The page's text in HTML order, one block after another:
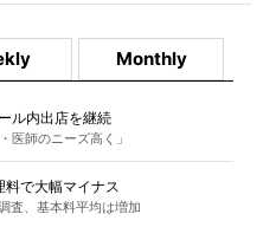
Monthly
ル内出店を継続
医師のニーズ高く」
で大幅マイナス
査、基本料平均は増加